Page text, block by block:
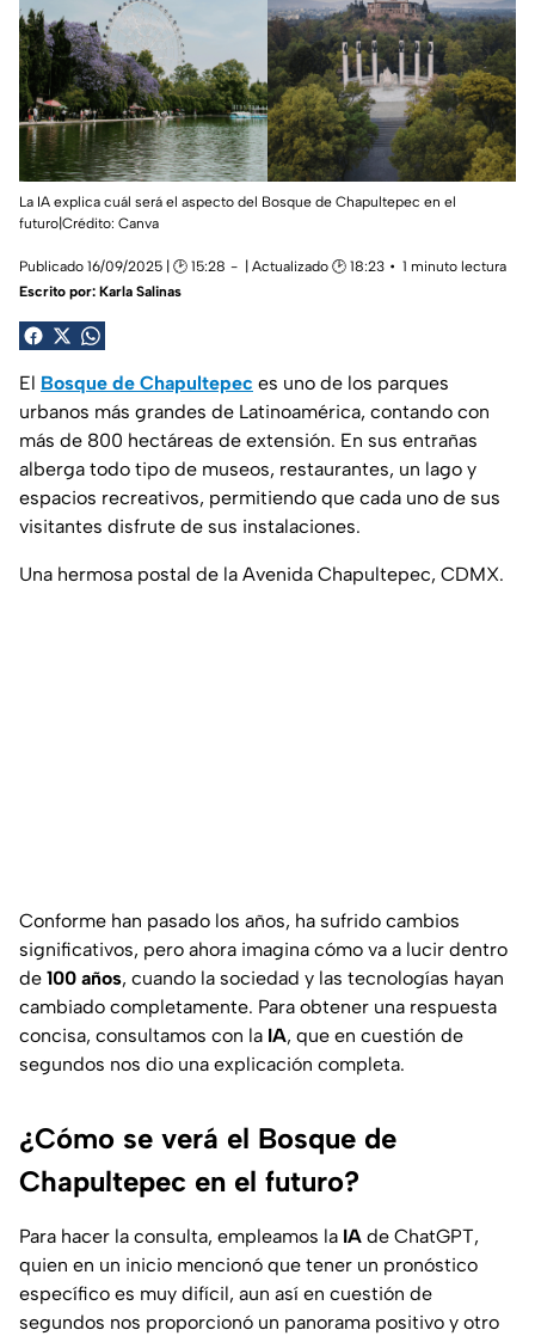
La IA explica cuál será el aspecto del Bosque de Chapultepec en el
futuro|Crédito: Canva
Publicado 16/09/2025 | 🕑 15:28 | Actualizado 🕑 18:23
1 minuto lectura
Escrito por: Karla Salinas
El Bosque de Chapultepec es uno de los parques
urbanos más grandes de Latinoamérica, contando con
más de 800 hectáreas de extensión. En sus entrañas
alberga todo tipo de museos, restaurantes, un lago y
espacios recreativos, permitiendo que cada uno de sus
visitantes disfrute de sus instalaciones.
Una hermosa postal de la Avenida Chapultepec, CDMX.
Conforme han pasado los años, ha sufrido cambios
significativos, pero ahora imagina cómo va a lucir dentro
de 100 años, cuando la sociedad y las tecnologías hayan
cambiado completamente. Para obtener una respuesta
concisa, consultamos con la IA, que en cuestión de
segundos nos dio una explicación completa.
¿Cómo se verá el Bosque de
Chapultepec en el futuro?
Para hacer la consulta, empleamos la IA de ChatGPT,
quien en un inicio mencionó que tener un pronóstico
específico es muy difícil, aun así en cuestión de
segundos nos proporcionó un panorama positivo y otro